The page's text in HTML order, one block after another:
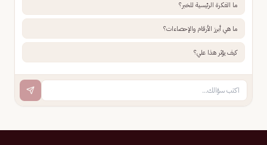
ما الفكرة الرئيسية للخبر؟
ما هي أبرز الأرقام والإحصاءات؟
كيف يؤثر هذا علي؟